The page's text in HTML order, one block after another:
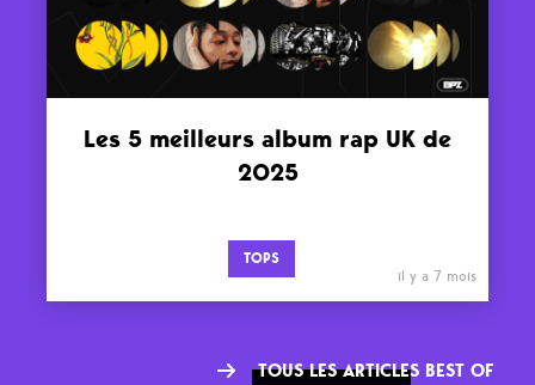
Les 5 meilleurs album rap UK de
2025
TOPS
il y a 7 mois
TOUS LES ARTICLES BEST OF